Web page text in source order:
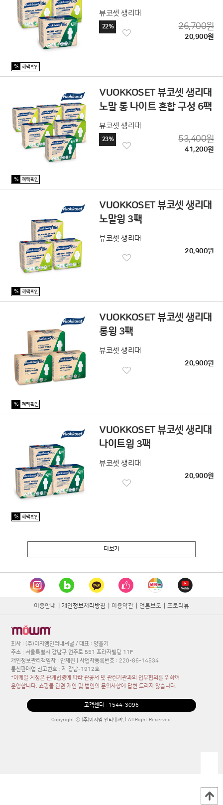
뷰코셋 생리대
22% 26,700원
20,900원
% 혜택확인
VUOKKOSET 뷰코셋 생리대
노말 롱 나이트 혼합 구성 6팩
뷰코셋 생리대
23% 53,400원
41,200원
% 혜택확인
VUOKKOSET 뷰코셋 생리대
노말윙 3팩
뷰코셋 생리대
20,900원
% 혜택확인
VUOKKOSET 뷰코셋 생리대
롱윙 3팩
뷰코셋 생리대
20,900원
% 혜택확인
VUOKKOSET 뷰코셋 생리대
나이트윙 3팩
뷰코셋 생리대
20,900원
% 혜택확인
더보기
이용안내 개인정보처리방침 이용약관 언론보도 포토리뷰
회사 : (주)이지엠인터내셔널 / 대표 : 양을기
주소 : 서울특별시 강남구 언주로 551 프라자빌딩 11F
개인정보관리책임자 : 안재진 | 사업자등록번호 : 220-86-14534
통신판매업 신고번호 : 제 강남-1912호
*이메일 계정은 관계법령에 따라 관공서 및 관련기관과의 업무협의를 위하여
운영합니다. 쇼핑몰 관련 개인 및 법인의 문의사항에 답변 드리지 않습니다.
고객센터 : 1544-3096
Copyright ⓒ (주)이지엠 인터내셔널 All Right Reserved.